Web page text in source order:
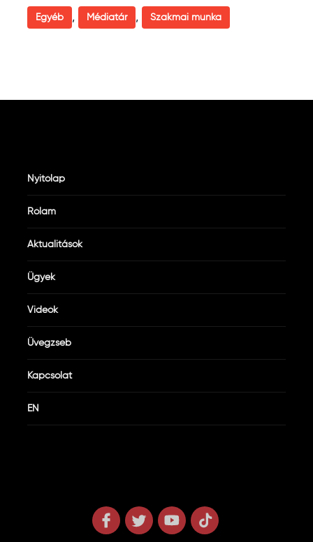
Egyéb , Médiatár , Szakmai munka
Nyitólap
Rólam
Aktualitások
Ügyek
Videók
Üvegzseb
Kapcsolat
EN